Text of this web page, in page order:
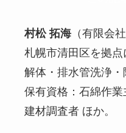
村松 拓海 （有限会
札幌市清田区を拠点
解体・排水管洗浄・
保有資格：石綿作
建材調査者 ほか。